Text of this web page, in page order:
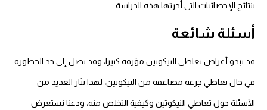
بنتائج الإحصائيات التي أجرتها هذه الدراسة.
أسئلة شائعة
قد تبدو أعراض تعاطي النيكوتين مؤرقة كثيرا، وقد تصل إلى حد الخطورة
في حال تعاطي جرعة مضاعفة من النيكوتين، لهذا تثار العديد من
الأسئلة حول تعاطي النيكوتين وكيفية التخلص منه، ودعنا نستعرض